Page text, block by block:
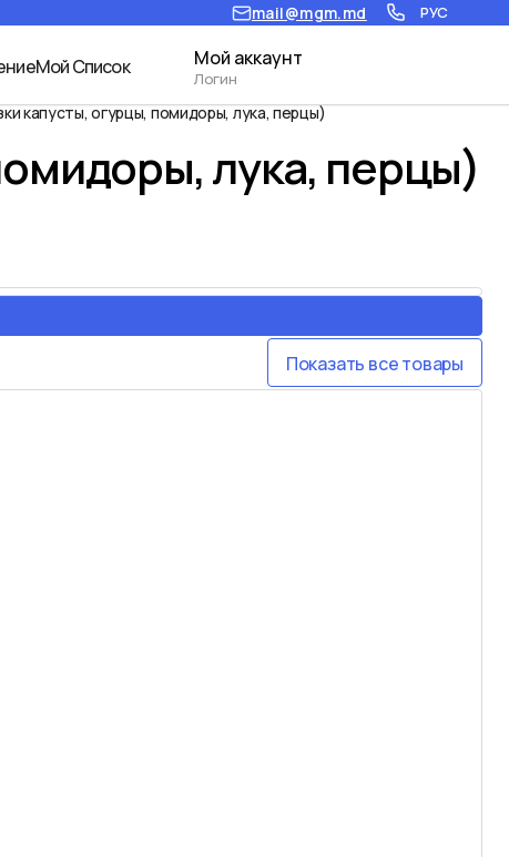
mail@mgm.md РУС
Мой Список Мой аккаунт
Логин
капусты, огурцы, помидоры, лука, перцы)
лука, перцы)
Показать все товары